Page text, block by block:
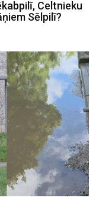
Celtnieku
Sēlpilī?